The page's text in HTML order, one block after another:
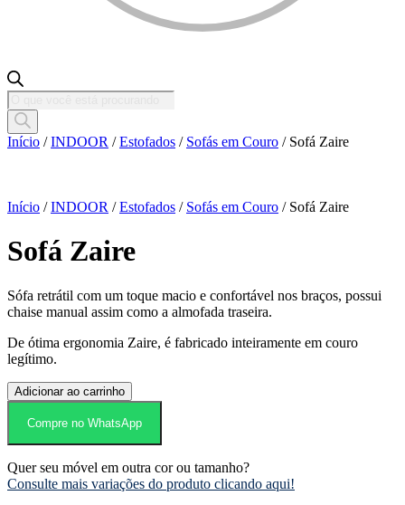
Pesquisar
produtos
Início /INDOOR /Estofados / Sofás em Couro / Sofá Zaire
Início /INDOOR /Estofados / Sofás em Couro / Sofá Zaire
Sofá Zaire
Sófa retrátil com um toque macio e confortável nos braços, possui
chaise manual assim como a almofada traseira.
De ótima ergonomia Zaire, é fabricado inteiramente em couro
legítimo.
Sofá
Zaire
quantidade
Adicionar ao carrinho
Compre no WhatsApp
Quer seu móvel em outra cor ou tamanho?
Consulte mais variações do produto clicando aqui!